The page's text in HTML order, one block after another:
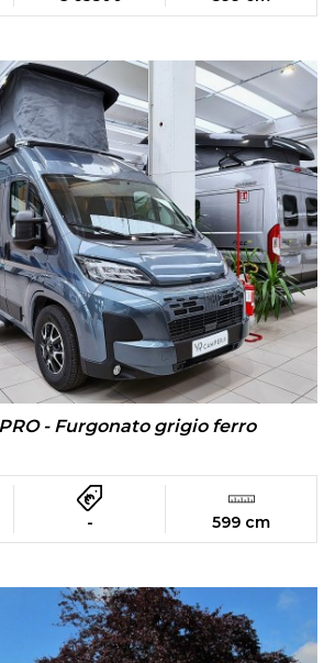
- Furgonato grigio ferro
- 599 cm